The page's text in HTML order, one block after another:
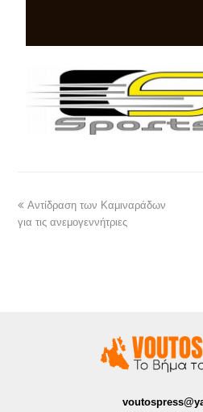
Αντίδραση των Καμιναράδων
για τις ανεμογεννήτριες